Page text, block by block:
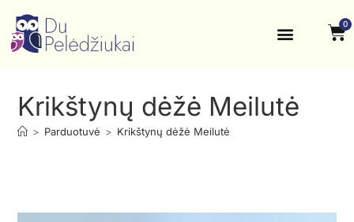
0
Krikštynų dėžė Meilutė
> Parduotuvė > Krikštynų dėžė Meilutė